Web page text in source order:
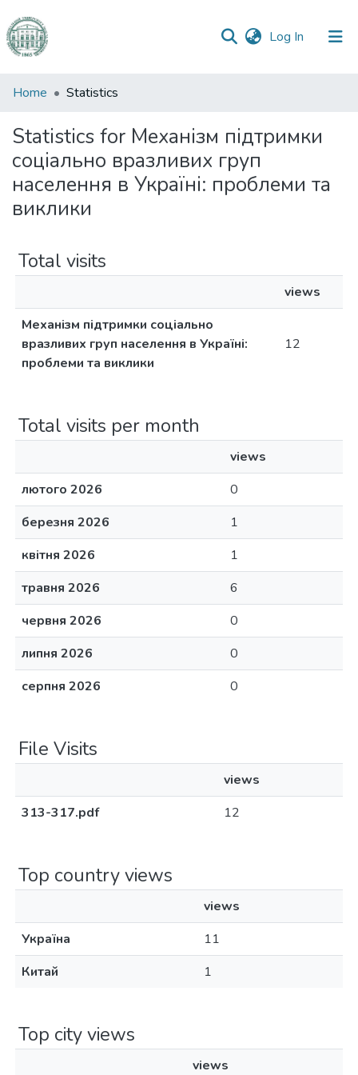
Log In (current)
Communities
Collections
All of DSpace
Home Statistics
Statistics for Механізм підтримки
соціально вразливих груп
населення в Україні: проблеми та
виклики
Total visits
views
Механізм підтримки соціально
вразливих груп населення в Україні:
проблеми та виклики
12
Total visits per month
views
лютого 2026
0
березня 2026
1
квітня 2026
1
травня 2026
6
червня 2026
0
липня 2026
0
серпня 2026
0
File Visits
views
313-317.pdf
12
Top country views
views
Україна
11
Китай
1
Top city views
views